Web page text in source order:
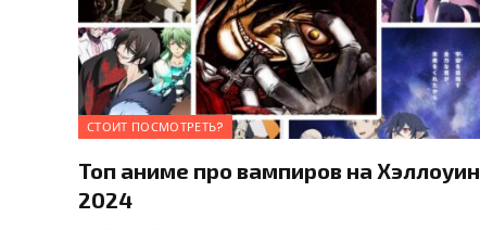
СТОИТ ПОСМОТРЕТЬ?
Топ аниме про вампиров на Хэллоуин
2024